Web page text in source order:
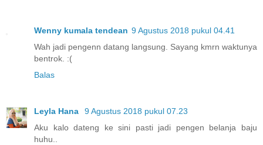
Wenny kumala tendean 9 Agustus 2018 pukul 04.41
Wah jadi pengenn datang langsung. Sayang kmrn waktunya
bentrok. :(
Balas
Leyla Hana
9 Agustus 2018 pukul 07.23
Aku kalo dateng ke sini pasti jadi pengen belanja baju
huhu..